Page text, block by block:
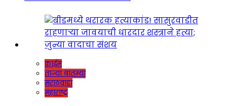
क्राईम
ताज्या बातम्या
मराठवाडा
महाराष्ट्र